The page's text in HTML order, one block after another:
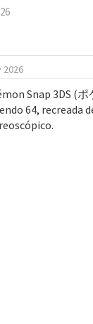
2026
Snap 3DS (
64, recreada